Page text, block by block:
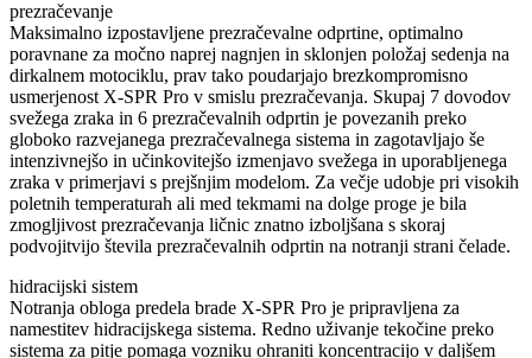
prezračevanje
Maksimalno izpostavljene prezračevalne odprtine, optimalno
poravnane za močno naprej nagnjen in sklonjen položaj sedenja na
dirkalnem motociklu, prav tako poudarjajo brezkompromisno
usmerjenost X-SPR Pro v smislu prezračevanja. Skupaj 7 dovodov
svežega zraka in 6 prezračevalnih odprtin je povezanih preko
globoko razvejanega prezračevalnega sistema in zagotavljajo še
intenzivnejšo in učinkovitejšo izmenjavo svežega in uporabljenega
zraka v primerjavi s prejšnjim modelom. Za večje udobje pri visokih
poletnih temperaturah ali med tekmami na dolge proge je bila
zmogljivost prezračevanja ličnic znatno izboljšana s skoraj
podvojitvijo števila prezračevalnih odprtin na notranji strani čelade.
hidracijski sistem
Notranja obloga predela brade X-SPR Pro je pripravljena za
namestitev hidracijskega sistema. Redno uživanje tekočine preko
sistema za pitje pomaga vozniku ohraniti koncentracijo v daljšem